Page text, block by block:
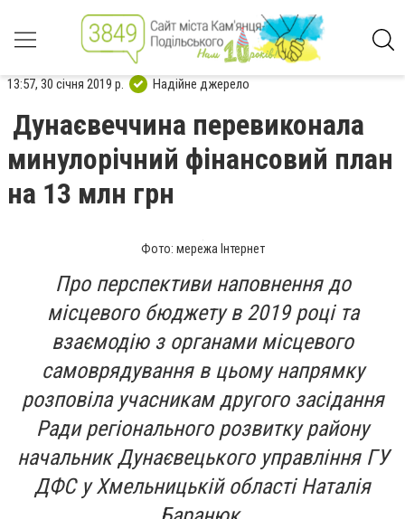
13:57, 30 січня 2019 р. Надійне джерело
Дунаєвеччина перевиконала
минулорічний фінансовий план
на 13 млн грн
Фото: мережа Інтернет
Про перспективи наповнення до
місцевого бюджету в 2019 році та
взаємодію з органами місцевого
самоврядування в цьому напрямку
розповіла учасникам другого засідання
Ради регіонального розвитку району
начальник Дунаєвецького управління ГУ
ДФС у Хмельницькій області Наталія